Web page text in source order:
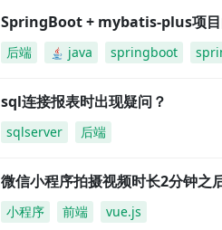
SpringBoot + mybatis-plus项目
后端 java springboot
sql连接报表时出现疑问？
sqlserver 后端
微信小程序拍摄视频时长2分钟之
小程序 前端 vue.js